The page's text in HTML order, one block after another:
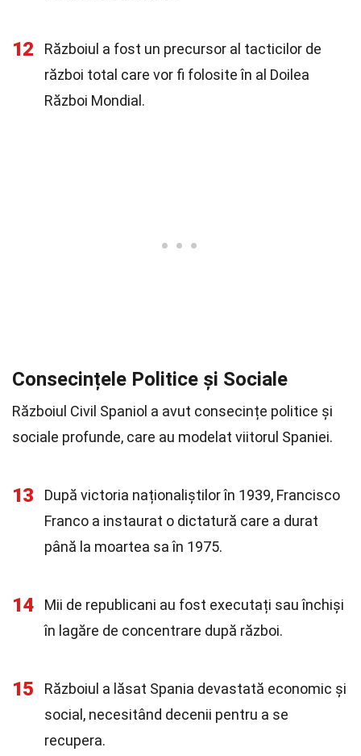
12
Războiul a fost un precursor al tacticilor de
război total care vor fi folosite în al Doilea
Război Mondial.
Consecințele Politice și Sociale
Războiul Civil Spaniol a avut consecințe politice și
sociale profunde, care au modelat viitorul Spaniei.
13
După victoria naționaliștilor în 1939, Francisco
Franco a instaurat o dictatură care a durat
până la moartea sa în 1975.
14
Mii de republicani au fost executați sau închiși
în lagăre de concentrare după război.
15
Războiul a lăsat Spania devastată economic și
social, necesitând decenii pentru a se
recupera.